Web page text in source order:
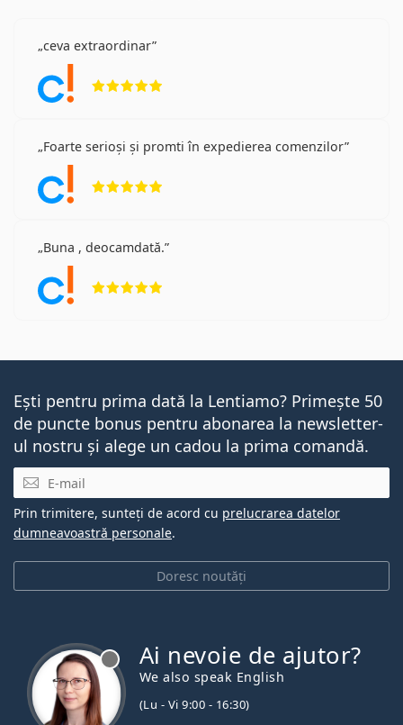
ceva extraordinar
Foarte serioși și promti în expedierea comenzilor
Buna , deocamdată.
Ești pentru prima dată la Lentiamo? Primește 50
de puncte bonus pentru abonarea la newsletter-
ul nostru și alege un cadou la prima comandă.
E-mail
Doresc noutăți
Prin trimitere, sunteți de acord cu prelucrarea datelor
dumneavoastră personale.
Ai nevoie de ajutor?
We also speak English
(Lu - Vi 9:00 - 16:30)